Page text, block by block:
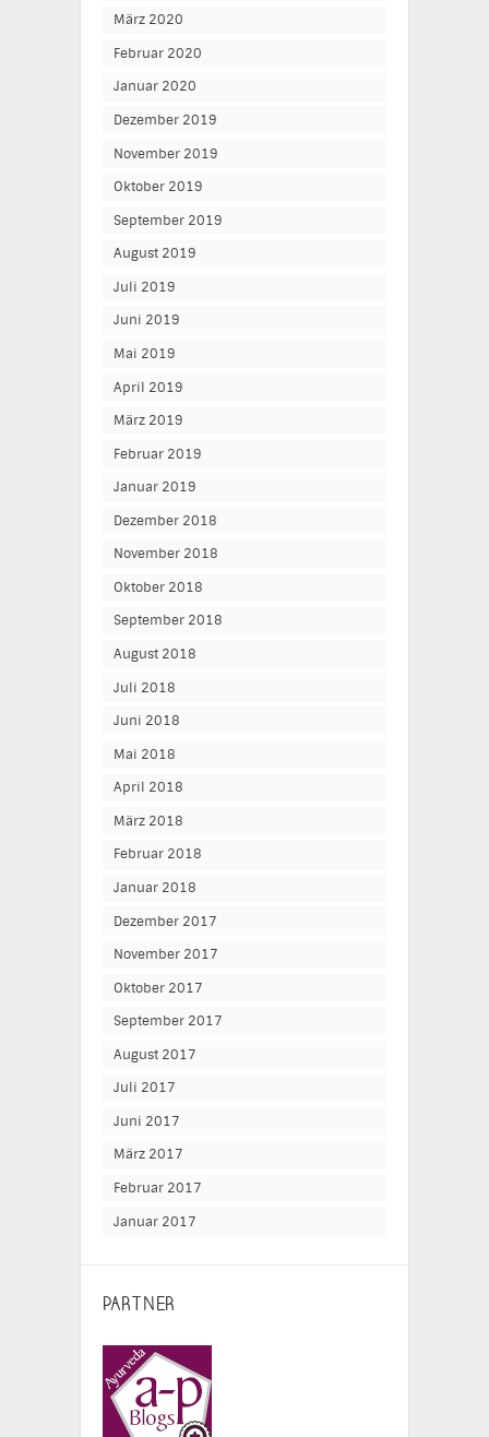
März 2020
Februar 2020
Januar 2020
Dezember 2019
November 2019
Oktober 2019
September 2019
August 2019
Juli 2019
Juni 2019
Mai 2019
April 2019
März 2019
Februar 2019
Januar 2019
Dezember 2018
November 2018
Oktober 2018
September 2018
August 2018
Juli 2018
Juni 2018
Mai 2018
April 2018
März 2018
Februar 2018
Januar 2018
Dezember 2017
November 2017
Oktober 2017
September 2017
August 2017
Juli 2017
Juni 2017
März 2017
Februar 2017
Januar 2017
PARTNER